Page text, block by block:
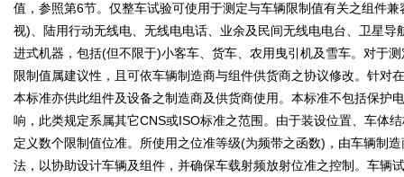
值，参照第6节。仅整车试验可使用于测定与车辆限制值有关之组件
视)、陆用行动无线电、无线电电话、业余及民间无线电电台、卫星
进式机器，包括(但不限于)小客车、货车、农用曳引机及雪车。对于
限制值属建议性，且可依车辆制造商与组件供货商之协议修改。针
本标准亦供此组件及设备之制造商及供货商使用。本标准不包括保
响，此类规定系属其它CNS或ISO标准之范围。由于装设位置、车体
定义数个限制值位准。所使用之位准等级(为频带之函数)，由车辆制
法，以协助设计车辆及组件，并确保车载射频放射位准之控制。车辆